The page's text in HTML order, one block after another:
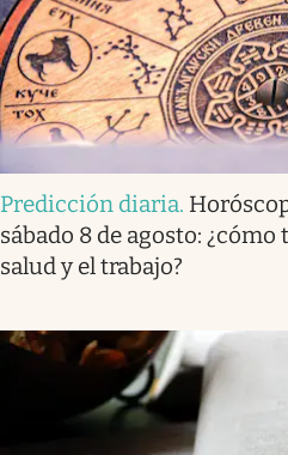
Predicción diaria.
sábado 8 de agosto: ¿cómo
salud y el trabajo?